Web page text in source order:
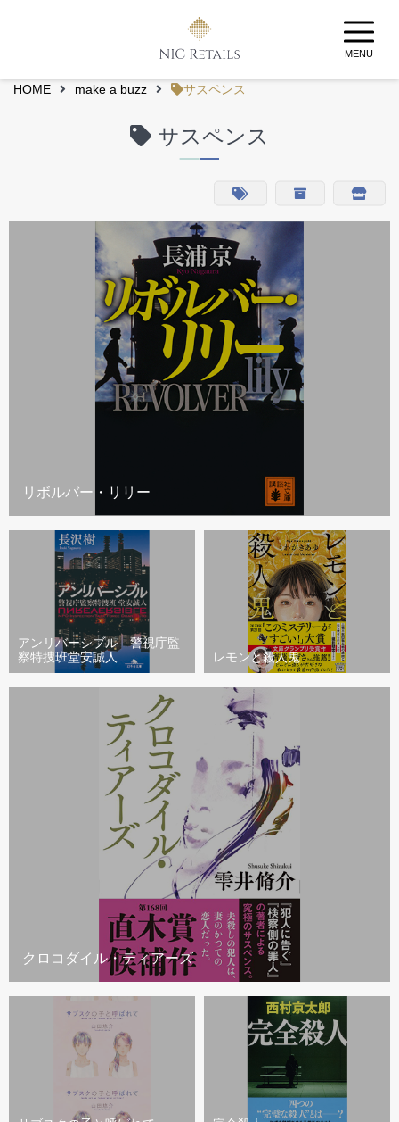
MENU
HOME make a buzz サスペンス
サスペンス
リボルバー・リリー
アンリバーシブル 警視庁監
察特捜班堂安誠人
レモンと殺人鬼
クロコダイル・ティアーズ